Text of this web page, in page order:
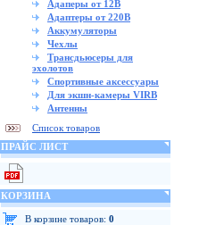
Адаперы от 12В
Адаптеры от 220В
Аккумуляторы
Чехлы
Трансдьюсеры для
эхолотов
Спортивные аксессуары
Для экшн-камеры VIRB
Антенны
Список товаров
ПРАЙС ЛИСТ
КОРЗИНА
В корзине товаров: 0